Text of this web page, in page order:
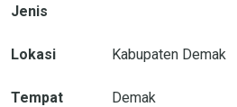
Jenis
Lokasi Kabupaten Demak
Tempat
Demak